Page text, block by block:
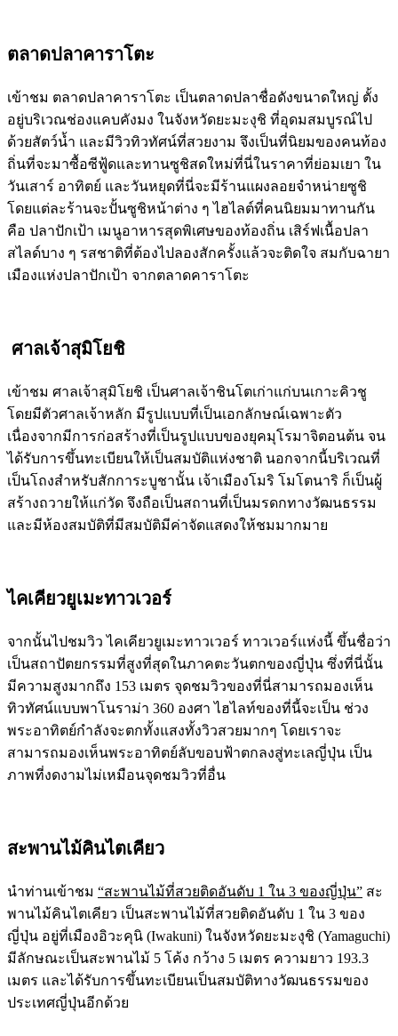
ตลาดปลาคาราโตะ
เข้าชม ตลาดปลาคาราโตะ เป็นตลาดปลาชื่อดังขนาดใหญ่ ตั้ง
อยู่บริเวณช่องแคบคังมง ในจังหวัดยะมะงุชิ ที่อุดมสมบูรณ์ไป
ด้วยสัตว์น้ำ และมีวิวทิวทัศน์ที่สวยงาม จึงเป็นที่นิยมของคนท้อง
ถิ่นที่จะมาซื้อซีฟู้ดและทานซูชิสดใหม่ที่นี่ในราคาที่ย่อมเยา ใน
วันเสาร์ อาทิตย์ และวันหยุดที่นี่จะมีร้านแผงลอยจำหน่ายซูชิ
โดยแต่ละร้านจะปั้นซูชิหน้าต่าง ๆ ไฮไลต์ที่คนนิยมมาทานกัน
คือ ปลาปักเป้า เมนูอาหารสุดพิเศษของท้องถิ่น เสิร์ฟเนื้อปลา
สไลด์บาง ๆ รสชาติที่ต้องไปลองสักครั้งแล้วจะติดใจ สมกับฉายา
เมืองแห่งปลาปักเป้า จากตลาดคาราโตะ
ศาลเจ้าสุมิโยชิ
เข้าชม ศาลเจ้าสุมิโยชิ เป็นศาลเจ้าชินโตเก่าแก่บนเกาะคิวชู
โดยมีตัวศาลเจ้าหลัก มีรูปแบบที่เป็นเอกลักษณ์เฉพาะตัว
เนื่องจากมีการก่อสร้างที่เป็นรูปแบบของยุคมุโรมาจิตอนต้น จน
ได้รับการขึ้นทะเบียนให้เป็นสมบัติแห่งชาติ นอกจากนี้บริเวณที่
เป็นโถงสำหรับสักการะบูชานั้น เจ้าเมืองโมริ โมโตนาริ ก็เป็นผู้
สร้างถวายให้แก่วัด จึงถือเป็นสถานที่เป็นมรดกทางวัฒนธรรม
และมีห้องสมบัติที่มีสมบัติมีค่าจัดแสดงให้ชมมากมาย
ไคเคียวยูเมะทาวเวอร์
จากนั้นไปชมวิว ไคเคียวยูเมะทาวเวอร์ ทาวเวอร์แห่งนี้ ขึ้นชื่อว่า
เป็นสถาปัตยกรรมที่สูงที่สุดในภาคตะวันตกของญี่ปุ่น ซึ่งที่นี่นั้น
มีความสูงมากถึง 153 เมตร จุดชมวิวของที่นี่สามารถมองเห็น
ทิวทัศน์แบบพาโนราม่า 360 องศา ไฮไลท์ของที่นี้จะเป็น ช่วง
พระอาทิตย์กำลังจะตกทั้งแสงทั้งวิวสวยมากๆ โดยเราจะ
สามารถมองเห็นพระอาทิตย์ลับขอบฟ้าตกลงสู่ทะเลญี่ปุ่น เป็น
ภาพที่งดงามไม่เหมือนจุดชมวิวที่อื่น
สะพานไม้คินไตเคียว
นำท่านเข้าชม “สะพานไม้ที่สวยติดอันดับ 1 ใน 3 ของญี่ปุ่น” สะ
พานไม้คินไตเคียว เป็นสะพานไม้ที่สวยติดอันดับ 1 ใน 3 ของ
ญี่ปุ่น อยู่ที่เมืองอิวะคุนิ (Iwakuni) ในจังหวัดยะมะงุชิ (Yamaguchi)
มีลักษณะเป็นสะพานไม้ 5 โค้ง กว้าง 5 เมตร ความยาว 193.3
เมตร และได้รับการขึ้นทะเบียนเป็นสมบัติทางวัฒนธรรมของ
ประเทศญี่ปุ่นอีกด้วย